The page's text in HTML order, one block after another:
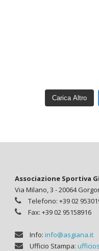
Carica Altro
Associazione Sportiva
Via Milano, 3 - 20064
Telefono: +39 02
Fax: +39 02 95158916
Info: info@asgiana.it
Ufficio Stampa: